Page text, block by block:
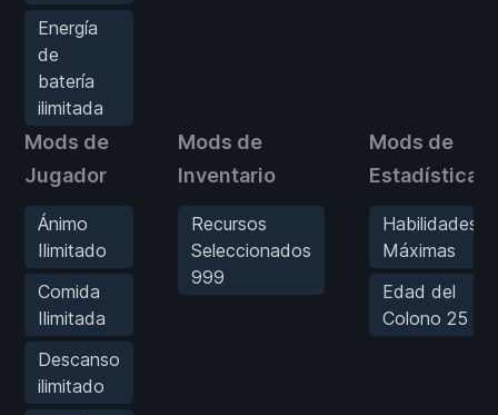
Energía
de
batería
ilimitada
Mods de
Jugador
Ánimo
Ilimitado
Comida
Ilimitada
Descanso
ilimitado
Mods de
Inventario
Recursos
Seleccionados
999
Mods de
Estadísticas
Habilidades
Máximas
Edad del
Colono 25